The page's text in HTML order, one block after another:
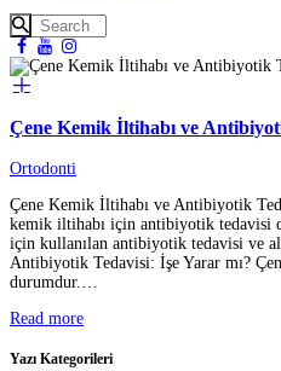
Çene Kemik İltihabı ve
Ortodonti
Çene Kemik İltihabı ve Antibiyotik
kemik iltihabı için antibiyotik tedavisi
için kullanılan antibiyotik tedavisi ve
Antibiyotik Tedavisi: İşe Yarar mı?
durumdur.…
Read more
Yazı Kategorileri